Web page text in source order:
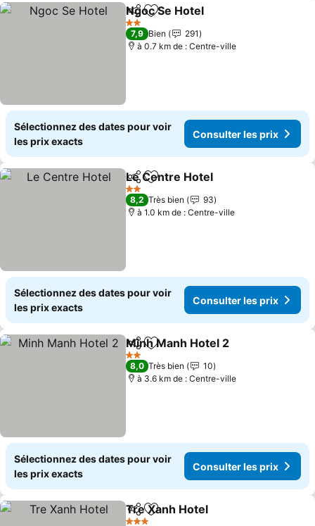
PartagerAjouter à mes favoris
Ngoc Se Hotel
2 Étoiles
7,9 Bien
291
à 0.7 km de : Centre-ville
Sélectionnez des dates pour voir
les prix exacts
Consulter les prix
PartagerAjouter à mes favoris
Le Centre Hotel
2 Étoiles
8,2 Très bien
93
à 1.0 km de : Centre-ville
Sélectionnez des dates pour voir
les prix exacts
Consulter les prix
PartagerAjouter à mes favoris
Minh Manh Hotel 2
2 Étoiles
8,0 Très bien
10
à 3.6 km de : Centre-ville
Sélectionnez des dates pour voir
les prix exacts
Consulter les prix
PartagerAjouter à mes favoris
Tre Xanh Hotel